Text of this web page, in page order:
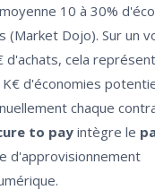
10 à 30%
(Market Dojo). Sur un
d'achats, cela
d'économies
chaque
to payintègre le
d'approvisionnement